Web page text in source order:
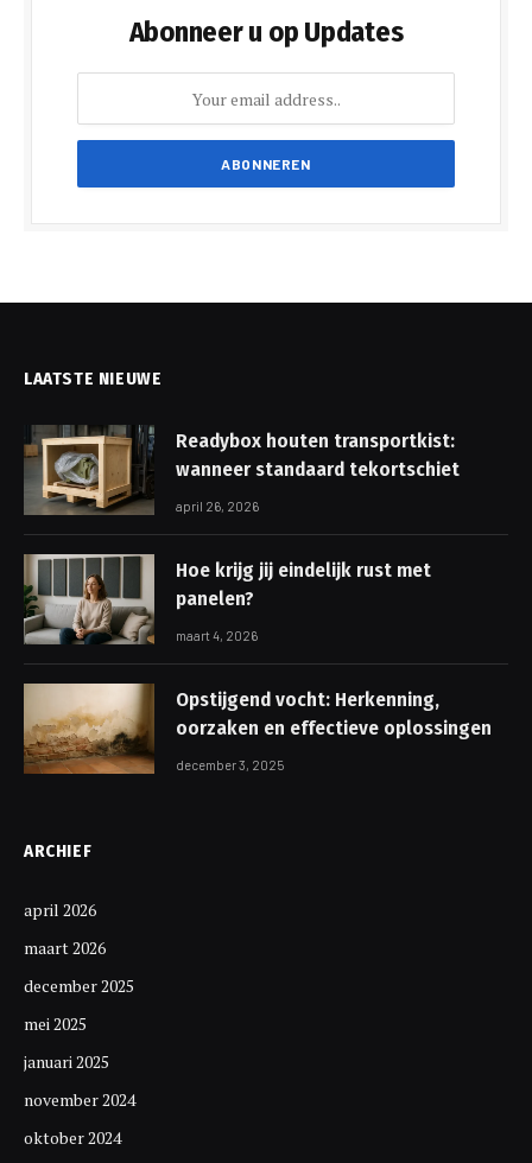
Abonneer u op Updates
LAATSTE NIEUWE
Readybox houten transportkist:
wanneer standaard tekortschiet
april 26, 2026
Hoe krijg jij eindelijk rust met
panelen?
maart 4, 2026
Opstijgend vocht: Herkenning,
oorzaken en effectieve oplossingen
december 3, 2025
ARCHIEF
april 2026
maart 2026
december 2025
mei 2025
januari 2025
november 2024
oktober 2024